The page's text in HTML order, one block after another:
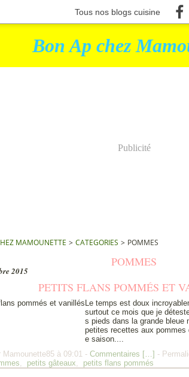
Tous nos blogs cuisine
Bon Ap chez
Publicité
MAMOUNETTE > CATEGORIES > POMMES
POMMES
2015
PETITS FLANS POMMÉS ET
Le temps est doux
surtout ce mois que je
s pieds dans la grande bleue
petites recettes aux
e saison....
Mamounette85 à 09:01 - Commentaires […] -
, petits gâteaux, petits flans pommés